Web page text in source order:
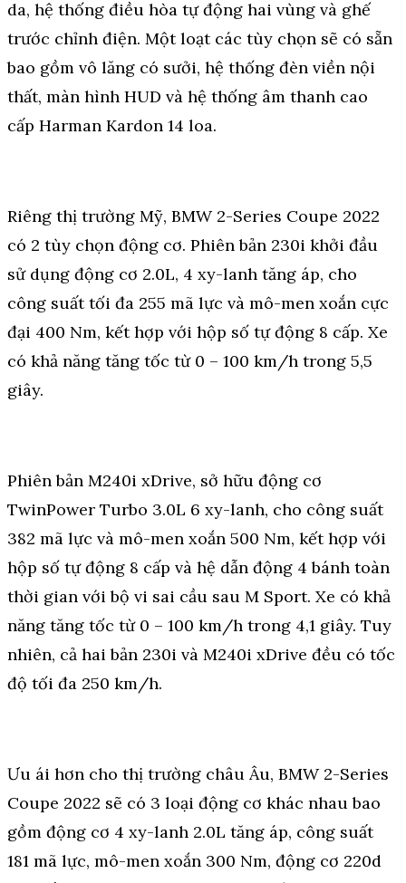
da, hệ thống điều hòa tự động hai vùng và ghế
trước chỉnh điện. Một loạt các tùy chọn sẽ có sẵn
bao gồm vô lăng có sưởi, hệ thống đèn viền nội
thất, màn hình HUD và hệ thống âm thanh cao
cấp Harman Kardon 14 loa.
Riêng thị trường Mỹ, BMW 2-Series Coupe 2022
có 2 tùy chọn động cơ. Phiên bản 230i khởi đầu
sử dụng động cơ 2.0L, 4 xy-lanh tăng áp, cho
công suất tối đa 255 mã lực và mô-men xoắn cực
đại 400 Nm, kết hợp với hộp số tự động 8 cấp. Xe
có khả năng tăng tốc từ 0 – 100 km/h trong 5,5
giây.
Phiên bản M240i xDrive, sở hữu động cơ
TwinPower Turbo 3.0L 6 xy-lanh, cho công suất
382 mã lực và mô-men xoắn 500 Nm, kết hợp với
hộp số tự động 8 cấp và hệ dẫn động 4 bánh toàn
thời gian với bộ vi sai cầu sau M Sport. Xe có khả
năng tăng tốc từ 0 – 100 km/h trong 4,1 giây. Tuy
nhiên, cả hai bản 230i và M240i xDrive đều có tốc
độ tối đa 250 km/h.
Ưu ái hơn cho thị trường châu Âu, BMW 2-Series
Coupe 2022 sẽ có 3 loại động cơ khác nhau bao
gồm động cơ 4 xy-lanh 2.0L tăng áp, công suất
181 mã lực, mô-men xoắn 300 Nm, động cơ 220d